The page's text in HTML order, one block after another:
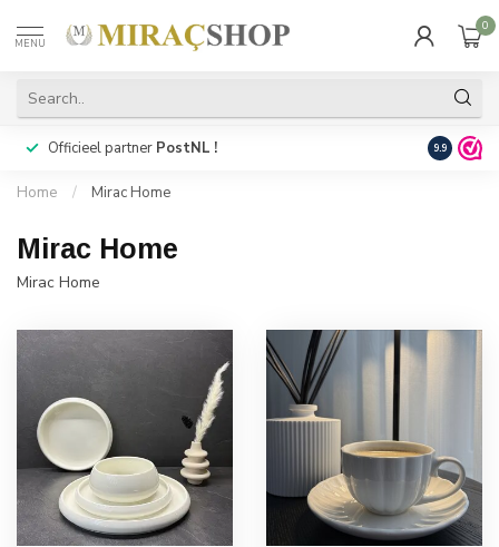
MENU
0
Officieel partner PostNL ! Snelle
9.9
Home / Mirac Home
Mirac Home
Mirac Home